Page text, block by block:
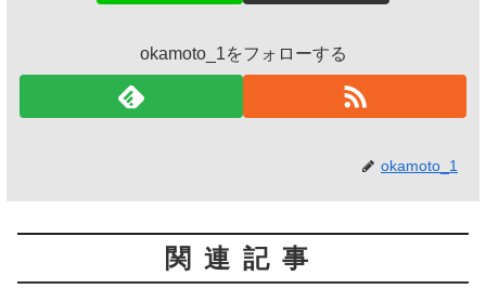
okamoto_1をフォローする
okamoto_1
関連記事